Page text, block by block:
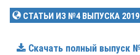
СТАТЬИ ИЗ №4 ВЫПУСКА
Скачать полный выпуск